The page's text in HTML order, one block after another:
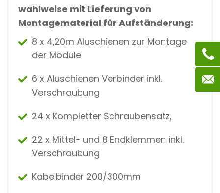
wahlweise mit Lieferung von
Montagematerial für Aufständerung:
8 x 4,20m Aluschienen zur Montage
der Module
6 x Aluschienen Verbinder inkl.
Verschraubung
24 x Kompletter Schraubensatz,
22 x Mittel- und 8 Endklemmen inkl.
Verschraubung
Kabelbinder 200/300mm